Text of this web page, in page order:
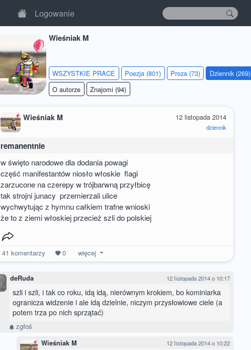
Logowanie
Wieśniak M
WSZYSTKIE PRACE Poezja (801) Proza (73) Dziennik (269)
O autorze
Znajomi (94)
12 listopada 2014
dziennik
Wieśniak M
remanentnie
w święto narodowe dla dodania powagi
część manifestantów niosło włoskie flagi
zarzucone na czerepy w trójbarwną przyłbicę
tak strojni junacy przemierzali ulice
wychwytując z hymnu całkiem trafne wnioski
że to z ziemi włoskiej przecież szli do polskiej
41 komentarzy 0 więcej
deRuda 12 listopada 2014 o 10:17
szli i szli, i tak co roku, idą idą, nierównym krokiem, bo kominiarka
ogranicza widzenie i ale idą dzielnie, niczym przysłowiowe ciele (a
potem trza po nich sprzątać)
zgłoś
Wieśniak M 12 listopada 2014 o 10:22